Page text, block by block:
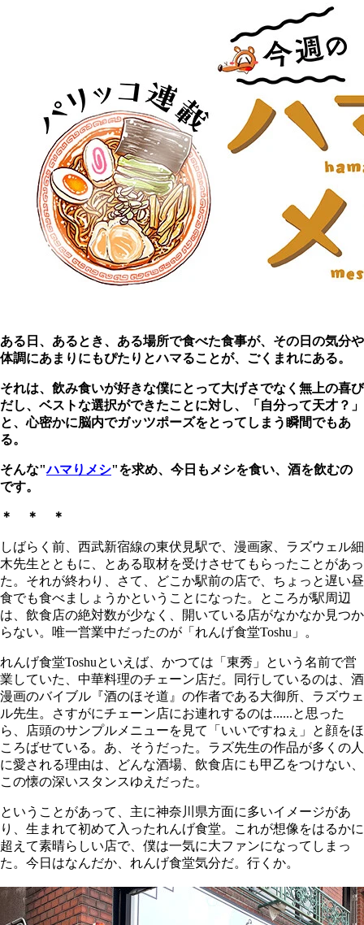
ある日、あるとき、ある場所で食べた食事が、その日の気分や
体調にあまりにもぴたりとハマることが、ごくまれにある。
それは、飲み食いが好きな僕にとって大げさでなく無上の喜び
だし、ベストな選択ができたことに対し、「自分って天才？」
と、心密かに脳内でガッツポーズをとってしまう瞬間でもあ
る。
そんな"ハマりメシ"を求め、今日もメシを食い、酒を飲むの
です。
＊ ＊ ＊
しばらく前、西武新宿線の東伏見駅で、漫画家、ラズウェル細
木先生とともに、とある取材を受けさせてもらったことがあっ
た。それが終わり、さて、どこか駅前の店で、ちょっと遅い昼
食でも食べましょうかということになった。ところが駅周辺
は、飲食店の絶対数が少なく、開いている店がなかなか見つか
らない。唯一営業中だったのが「れんげ食堂Toshu」。
れんげ食堂Toshuといえば、かつては「東秀」という名前で営
業していた、中華料理のチェーン店だ。同行しているのは、酒
漫画のバイブル『酒のほそ道』の作者である大御所、ラズウェ
ル先生。さすがにチェーン店にお連れするのは......と思った
ら、店頭のサンプルメニューを見て「いいですねぇ」と顔をほ
ころばせている。あ、そうだった。ラズ先生の作品が多くの人
に愛される理由は、どんな酒場、飲食店にも甲乙をつけない、
この懐の深いスタンスゆえだった。
ということがあって、主に神奈川県方面に多いイメージがあ
り、生まれて初めて入ったれんげ食堂。これが想像をはるかに
超えて素晴らしい店で、僕は一気に大ファンになってしまっ
た。今日はなんだか、れんげ食堂気分だ。行くか。